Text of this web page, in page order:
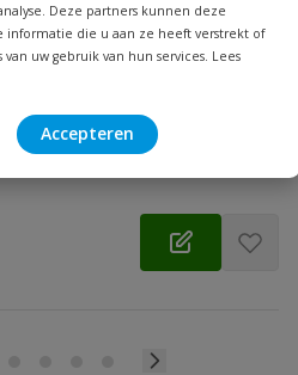
Deze partners kunnen deze
informatie die u aan ze heeft verstrekt of
uw gebruik van hun services. Lees
Accepteren
20 t/m 360 mm | Kleur: zwart |